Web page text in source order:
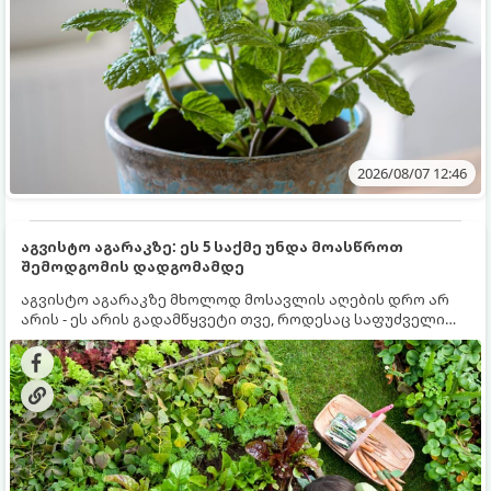
2026/08/07 12:46
აგვისტო აგარაკზე: ეს 5 საქმე უნდა მოასწროთ
შემოდგომის დადგომამდე
აგვისტო აგარაკზე მხოლოდ მოსავლის აღების დრო არ
არის - ეს არის გადამწყვეტი თვე, როდესაც საფუძველი
ეყრება მომავალი წლის მოსავალს და ბაღი მზადდება
შემოდგომა-ზამთრის სეზონისთვის. იმისათვის, რომ
ნიადაგმა ენერგია აღიდგინოს, ხოლო მცენარეებმა
ზამთარს გაუძლონ, აგვისტოს ბოლომდე 5
მნიშვნელოვანი საქმის გაკეთება უნდა მოასწროთ: